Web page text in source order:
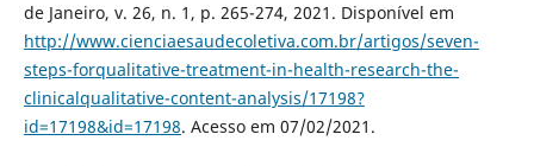
de Janeiro, v. 26, n. 1, p. 265-274, 2021. Disponível em
http://www.cienciaesaudecoletiva.com.br/artigos/seven-
steps-forqualitative-treatment-in-health-research-the-
clinicalqualitative-content-analysis/17198?
id=17198&id=17198. Acesso em 07/02/2021.